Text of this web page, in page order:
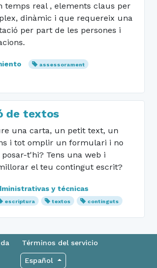
temps real , elements claus per
dinàmic i que requereix una
per part de les persones i
assessorament
de textos
una carta, un petit text, un
i tot omplir un formulari i no
t'hi? Tens una web i
el teu contingut escrit?
y técnicas
escriptura textos continguts
Términos del servicio
Español